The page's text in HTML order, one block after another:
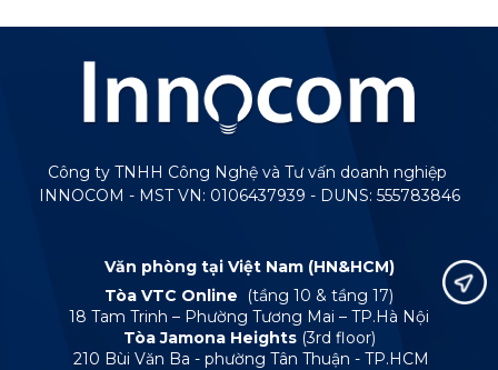
Công ty TNHH Công Nghệ và Tư vấn doanh nghiệp
INNOCOM - MST VN: 0106437939 - DUNS: 555783846
Văn phòng tại Việt Nam (HN&HCM)
Tòa VTC Online
(tầng 10 & tầng 17)
18 Tam Trinh – Phường Tương Mai – TP.Hà Nội
Tòa Jamona Heights (3rd floor)
210 Bùi Văn Ba - phường Tân Thuận - TP.HCM